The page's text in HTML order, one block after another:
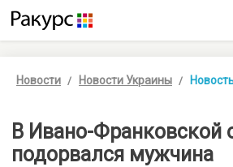
Новости Новости Украины
В Ивано-Франковской
подорвался мужчина